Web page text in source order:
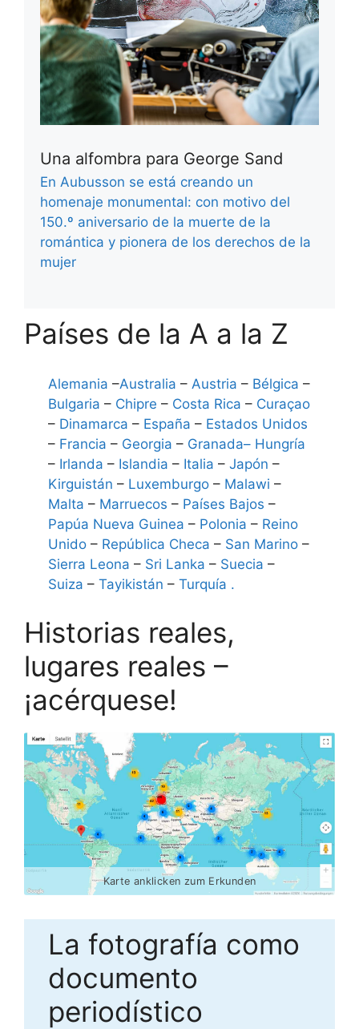
Una alfombra para George Sand
En Aubusson se está creando un
homenaje monumental: con motivo del
150.º aniversario de la muerte de la
romántica y pionera de los derechos de la
mujer
Países de la A a la Z
Alemania –Australia – Austria – Bélgica –
Bulgaria – Chipre – Costa Rica – Curaçao
– Dinamarca – España – Estados Unidos
– Francia – Georgia – Granada– Hungría
– Irlanda – Islandia – Italia – Japón –
Kirguistán – Luxemburgo – Malawi –
Malta – Marruecos – Países Bajos –
Papúa Nueva Guinea – Polonia – Reino
Unido – República Checa – San Marino –
Sierra Leona – Sri Lanka – Suecia –
Suiza – Tayikistán – Turquía .
Historias reales,
lugares reales –
¡acérquese!
Karte anklicken zum Erkunden
La fotografía como
documento
periodístico